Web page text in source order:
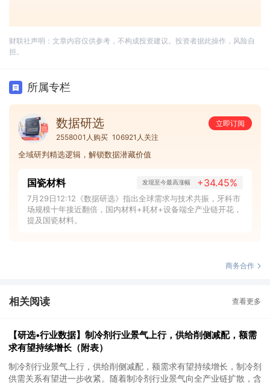
财联社声明：文章内容仅供参考，不构成投资建议。投资者据此操作，风险自
担。
所属专栏
数据研选
立即订阅
2558001人购买 106921人关注
全域研判精选逻辑，解锁数据潜藏价值
国瓷材料 发现至今最高涨幅 +34.45%
7月29日12:12《数据研选》指出全球需求与技术共振，牙科市
场规模十年接近翻倍，国内材料+耗材+设备端全产业链开花，
提及国瓷材料。
商务合作
相关阅读 查看更多
【研选•行业数据】制冷剂行业景气上行，供给削侧减配，额需
求有望持续增长（附表）
制冷剂行业景气上行，供给削侧减配，额需求有望持续增长，制冷剂
供需关系有望进一步收紧。随着制冷剂行业景气向全产业链扩散，含